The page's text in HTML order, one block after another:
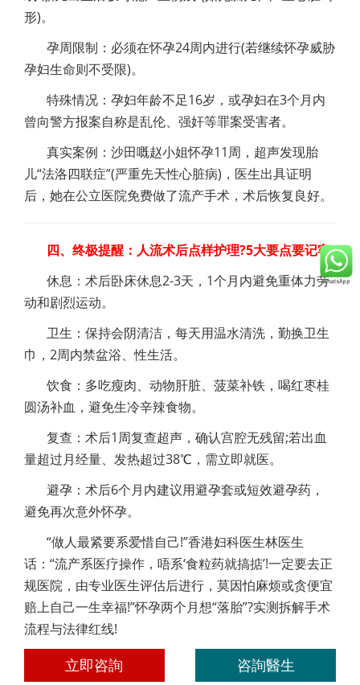
形)。
孕周限制：必须在怀孕24周内进行(若继续怀孕威胁
孕妇生命则不受限)。
特殊情况：孕妇年龄不足16岁，或孕妇在3个月内
曾向警方报案自称是乱伦、强奸等罪案受害者。
真实案例：沙田嘅赵小姐怀孕11周，超声发现胎
儿“法洛四联症”(严重先天性心脏病)，医生出具证明
后，她在公立医院免费做了流产手术，术后恢复良好。
四、终极提醒：人流术后点样护理?5大要点要记牢!
休息：术后卧床休息2-3天，1个月内避免重体力劳
动和剧烈运动。
卫生：保持会阴清洁，每天用温水清洗，勤换卫生
巾，2周内禁盆浴、性生活。
饮食：多吃瘦肉、动物肝脏、菠菜补铁，喝红枣桂
圆汤补血，避免生冷辛辣食物。
复查：术后1周复查超声，确认宫腔无残留;若出血
量超过月经量、发热超过38℃，需立即就医。
避孕：术后6个月内建议用避孕套或短效避孕药，
避免再次意外怀孕。
“做人最紧要系爱惜自己!”香港妇科医生林医生
话：“流产系医疗操作，唔系‘食粒药就搞掂’!一定要去正
规医院，由专业医生评估后进行，莫因怕麻烦或贪便宜
赔上自己一生幸福!”怀孕两个月想“落胎”?实测拆解手术
流程与法律红线!
立即咨詢 咨詢醫生